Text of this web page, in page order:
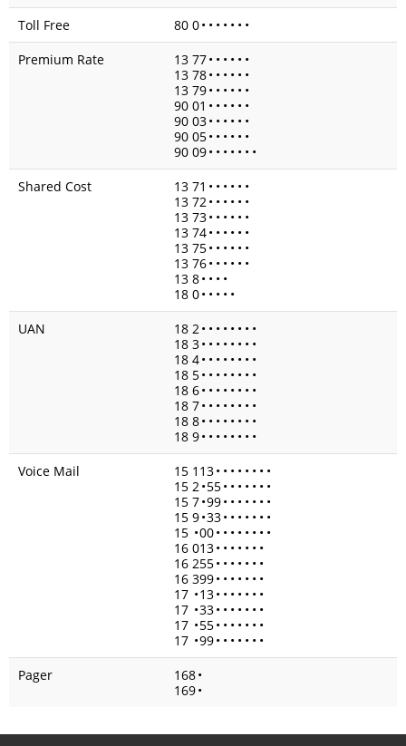
Toll Free
80 0• • • • • • •
Premium Rate
13 77• • • • • •
13 78• • • • • •
13 79• • • • • •
90 01 • • • • • •
90 03• • • • • •
90 05• • • • • •
90 09• • • • • • •
Shared Cost
13 71 • • • • • •
13 72• • • • • •
13 73• • • • • •
13 74• • • • • •
13 75• • • • • •
13 76• • • • • •
13 8• • • •
18 0• • • • •
UAN
18 2• • • • • • • •
18 3• • • • • • • •
18 4• • • • • • • •
18 5• • • • • • • •
18 6• • • • • • • •
18 7• • • • • • • •
18 8• • • • • • • •
18 9• • • • • • • •
Voice Mail
15 113• • • • • • • •
15 2•55• • • • • • •
15 7•99• • • • • • •
15 9•33• • • • • • •
15 •00• • • • • • • •
16 013• • • • • • •
16 255• • • • • • •
16 399• • • • • • •
17 •13• • • • • • •
17 •33• • • • • • •
17 •55• • • • • • •
17 •99• • • • • • •
Pager
168•
169•